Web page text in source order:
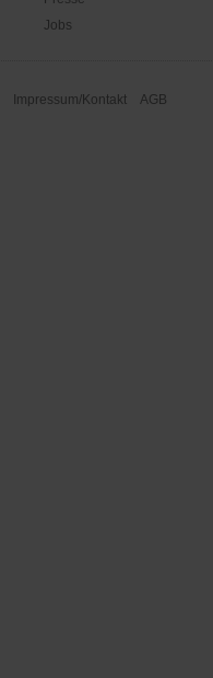
Jobs
Impressum/Kontakt AGB